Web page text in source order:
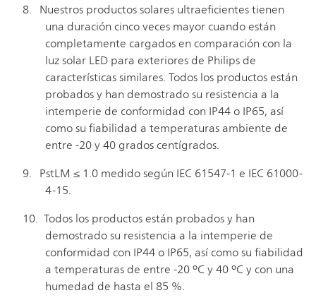
Nuestros productos solares ultraeficientes tienen
una duración cinco veces mayor cuando están
completamente cargados en comparación con la
luz solar LED para exteriores de Philips de
características similares. Todos los productos están
probados y han demostrado su resistencia a la
intemperie de conformidad con IP44 o IP65, así
como su fiabilidad a temperaturas ambiente de
entre -20 y 40 grados centígrados.
PstLM ≤ 1.0 medido según IEC 61547-1 e IEC 61000-
4-15.
Todos los productos están probados y han
demostrado su resistencia a la intemperie de
conformidad con IP44 o IP65, así como su fiabilidad
a temperaturas de entre -20 ºC y 40 ºC y con una
humedad de hasta el 85 %.